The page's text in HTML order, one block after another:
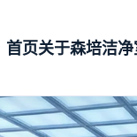
首页关于森培洁